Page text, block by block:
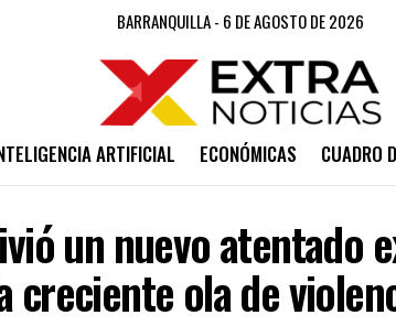
BARRANQUILLA - 6 DE AGOSTO DE 2026
ARTIFICIAL ECONÓMICAS CUADRO
un nuevo atentado
creciente ola de